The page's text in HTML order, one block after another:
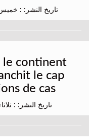
تاريخ النشر: : خميس 16 سبتمبر
le continent
le cap
de cas
تاريخ النشر: : ثلاثاء 14 سبتمبر